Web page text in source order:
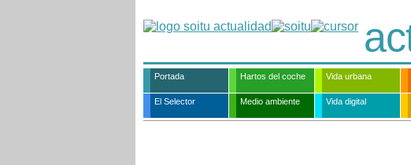
Portada Hartos del coche Vida urbana
El Selector Medio ambiente Vida digital